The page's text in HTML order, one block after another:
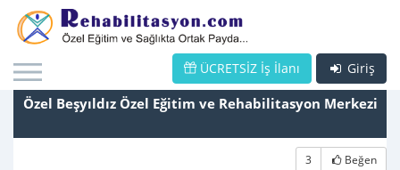
Giriş
ÜCRETSİZ İş İlanı
Özel Beşyıldız Özel Eğitim ve Rehabilitasyon Merkezi
3 Beğen